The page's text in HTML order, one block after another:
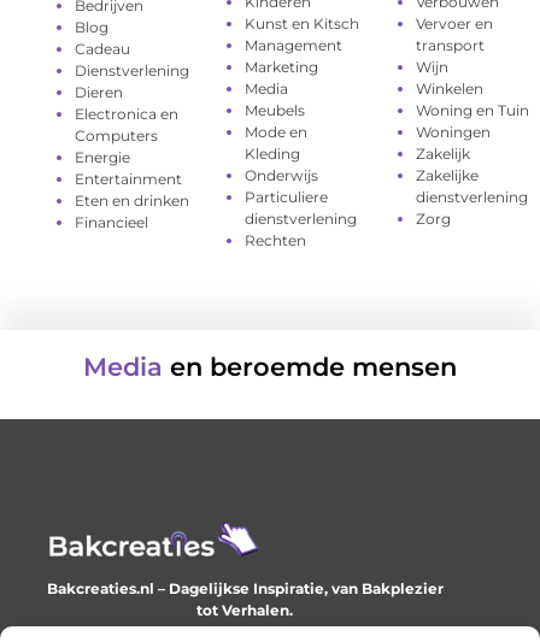
Bedrijven
Blog
Cadeau
Dienstverlening
Dieren
Electronica en
Computers
Energie
Entertainment
Eten en drinken
Financieel
Kunst en Kitsch
Management
Marketing
Media
Meubels
Mode en
Kleding
Onderwijs
Particuliere
dienstverlening
Rechten
Vervoer en
transport
Wijn
Winkelen
Woning en Tuin
Woningen
Zakelijk
Zakelijke
dienstverlening
Zorg
Media en beroemde mensen
Bakcreaties.nl – Dagelijkse Inspiratie, van Bakplezier
tot Verhalen.
Ontdek unieke en creatieve verhalen die je elke dag